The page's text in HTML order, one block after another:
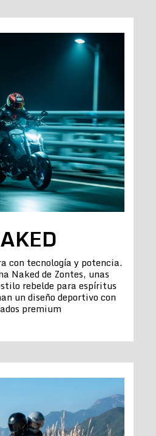
con tecnología y potencia.
Naked de Zontes, unas
rebelde para espíritus
un diseño deportivo con
premium